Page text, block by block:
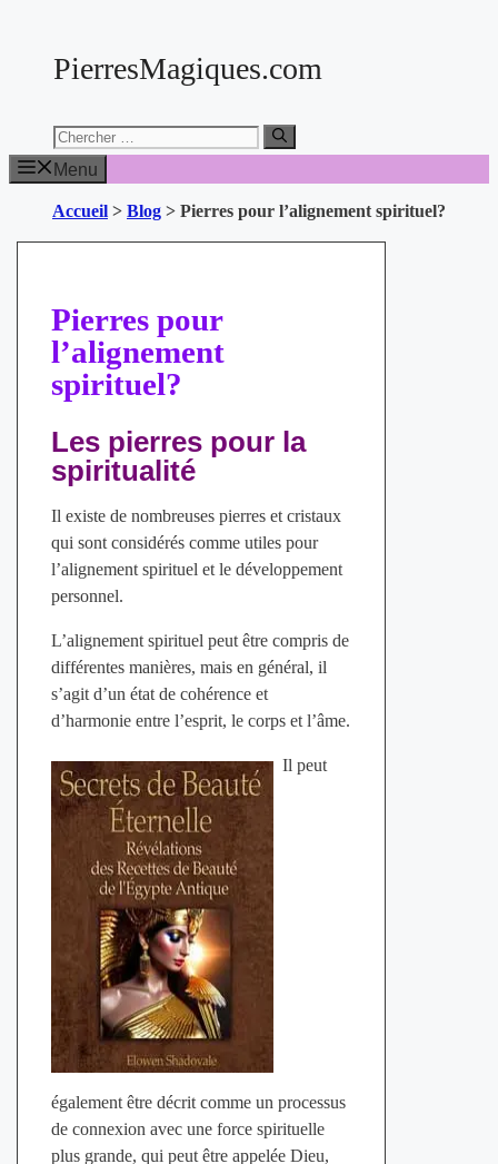
contenuPierresMagiques.com
Chercher:
Menu
Accueil > Blog > Pierres pour l’alignement spirituel?
Pierres pour
l’alignement
spirituel?
Les pierres pour la
spiritualité
Il existe de nombreuses pierres et cristaux
qui sont considérés comme utiles pour
l’alignement spirituel et le développement
personnel.
L’alignement spirituel peut être compris de
différentes manières, mais en général, il
s’agit d’un état de cohérence et
d’harmonie entre l’esprit, le corps et l’âme.
Il peut
également être décrit comme un processus
de connexion avec une force spirituelle
plus grande, qui peut être appelée Dieu,